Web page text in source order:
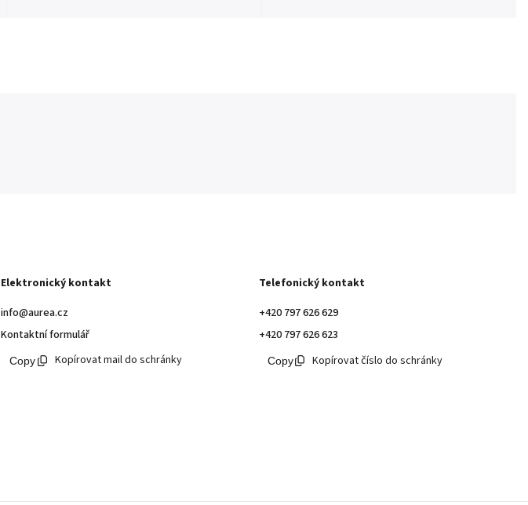
Elektronický kontakt
info@aurea.cz
Kontaktní formulář
Kopírovat mail do schránky
Telefonický kontakt
+420 797 626 629
+420 797 626 623
Kopírovat číslo do schránky